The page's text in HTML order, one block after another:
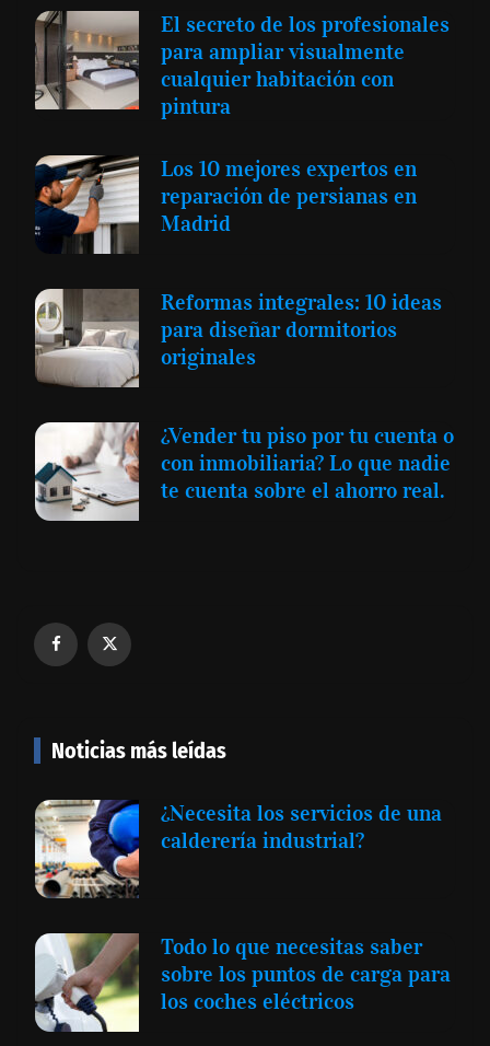
El secreto de los profesionales
para ampliar visualmente
cualquier habitación con
pintura
Los 10 mejores expertos en
reparación de persianas en
Madrid
Reformas integrales: 10 ideas
para diseñar dormitorios
originales
¿Vender tu piso por tu cuenta o
con inmobiliaria? Lo que nadie
te cuenta sobre el ahorro real.
Noticias más leídas
¿Necesita los servicios de una
calderería industrial?
Todo lo que necesitas saber
sobre los puntos de carga para
los coches eléctricos